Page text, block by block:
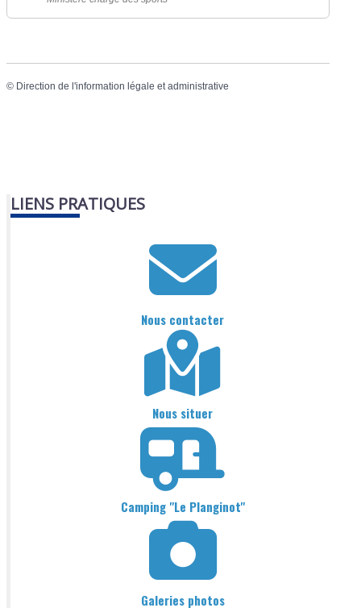
© Direction de l'information légale et administrative
LIENS PRATIQUES
Nous contacter
Nous situer
Camping "Le Planginot"
Galeries photos